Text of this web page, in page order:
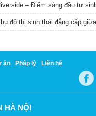
– Điểm sáng đầu tư
đô thị sinh thái đẳng cấp
án Pháp lý Liên hệ
HÀ NỘI